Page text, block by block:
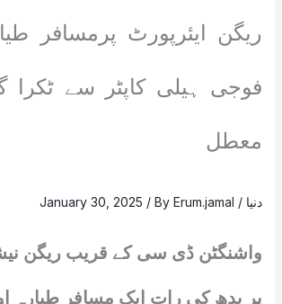
ریگن ایئرپورٹ پرمسافر
فوجی ہیلی کاپٹر سے ٹکرا
معطل
دنیا /
January 30, 2025 / ByErum.jamal
واشنگٹن ڈی سی کے قریب ریگن
پر بدھ کی رات ایک مسافر طیارہ